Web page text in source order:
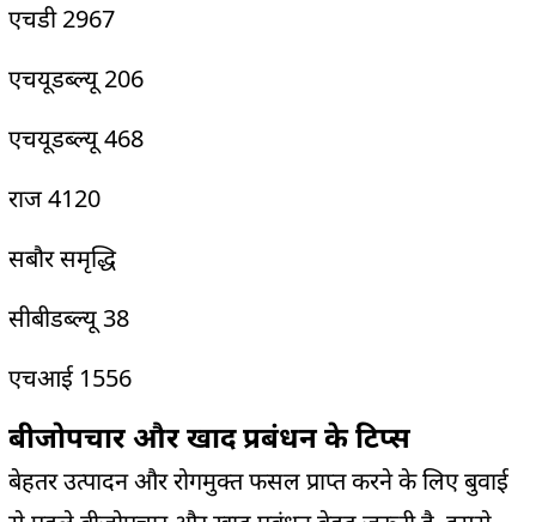
एचडी 2967
एचयूडब्ल्यू 206
एचयूडब्ल्यू 468
राज 4120
सबौर समृद्धि
सीबीडब्ल्यू 38
एचआई 1556
बीजोपचार और खाद प्रबंधन के टिप्‍स
बेहतर उत्पादन और रोगमुक्त फसल प्राप्त करने के लिए बुवाई